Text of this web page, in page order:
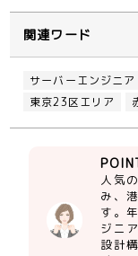
関連ワード
サーバーエンジニア
東京23区エリア
人気
み、
す。
ジニ
設計